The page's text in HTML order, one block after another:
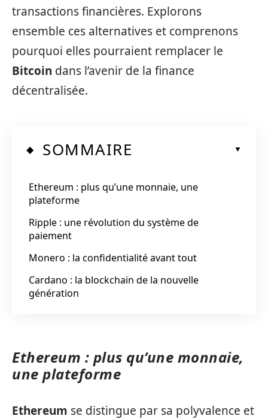
transactions financières. Explorons
ensemble ces alternatives et comprenons
pourquoi elles pourraient remplacer le
Bitcoin dans l’avenir de la finance
décentralisée.
SOMMAIRE
Ethereum : plus qu’une monnaie, une
plateforme
Ripple : une révolution du système de
paiement
Monero : la confidentialité avant tout
Cardano : la blockchain de la nouvelle
génération
Ethereum : plus qu’une monnaie,
une plateforme
Ethereum se distingue par sa polyvalence et